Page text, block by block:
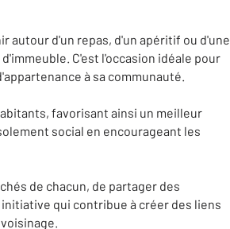
autour d'un repas, d'un apéritif ou d'une
C'est l'occasion idéale pour
à sa communauté.
favorisant ainsi un meilleur
social en encourageant les
de chacun, de partager des
qui contribue à créer des liens